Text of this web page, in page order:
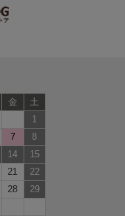
金
土
1
7
8
14
15
21
22
28
29